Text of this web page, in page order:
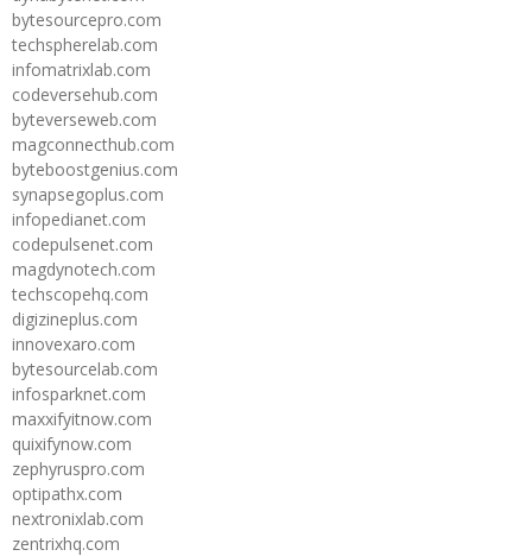
bytesourcepro.com
techspherelab.com
infomatrixlab.com
codeversehub.com
byteverseweb.com
magconnecthub.com
byteboostgenius.com
synapsegoplus.com
infopedianet.com
codepulsenet.com
magdynotech.com
techscopehq.com
digizineplus.com
innovexaro.com
bytesourcelab.com
infosparknet.com
maxxifyitnow.com
quixifynow.com
zephyruspro.com
optipathx.com
nextronixlab.com
zentrixhq.com